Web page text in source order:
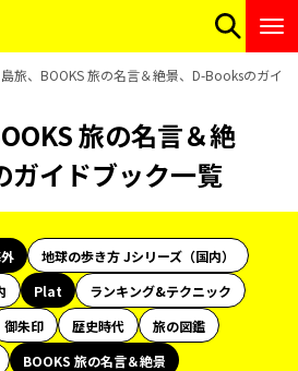
旅、BOOKS 旅の名言＆絶景、D-Booksのガイ
旅の名言＆絶
イドブック一覧
地球の歩き方 Jシリーズ（国内）
Plat
ランキング&テクニック
御朱印 歴史時代
旅の図鑑
BOOKS 旅の名言＆絶景